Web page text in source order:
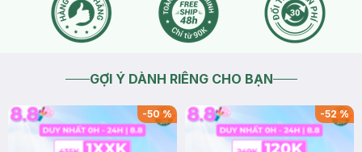
GỢI Ý DÀNH RIÊNG CHO BẠN
-50% -52%